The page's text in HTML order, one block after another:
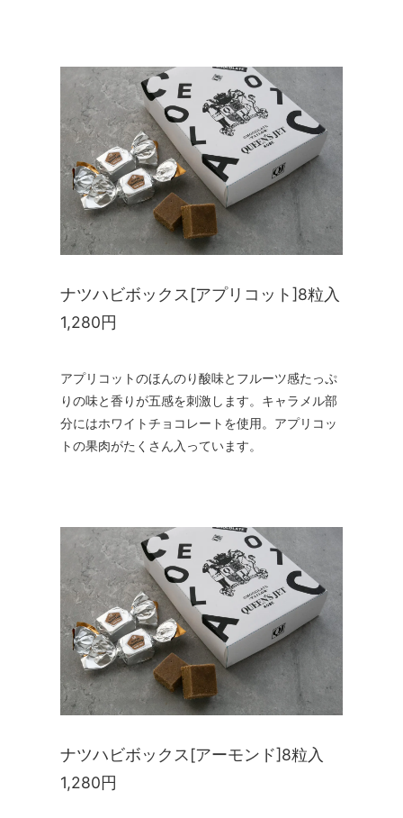
ナツハビボックス[アプリコット]8粒入
1,280円
アプリコットのほんのり酸味とフルーツ感たっぷ
りの味と香りが五感を刺激します。キャラメル部
分にはホワイトチョコレートを使用。アプリコッ
トの果肉がたくさん入っています。
ナツハビボックス[アーモンド]8粒入
1,280円